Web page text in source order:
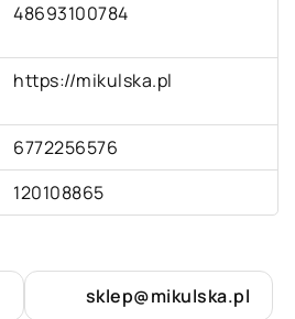
48693100784
https://mikulska.pl
6772256576
120108865
sklep@mikulska.pl